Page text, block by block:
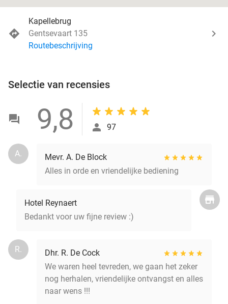
Kapellebrug
Gentsevaart 135
Routebeschrijving
Selectie van recensies
9,8 97
A.
Mevr. A. De Block
Alles in orde en vriendelijke bediening
Hotel Reynaert
Bedankt voor uw fijne review :)
R.
Dhr. R. De Cock
We waren heel tevreden, we gaan het zeker
nog herhalen, vriendelijke ontvangst en alles
naar wens !!!